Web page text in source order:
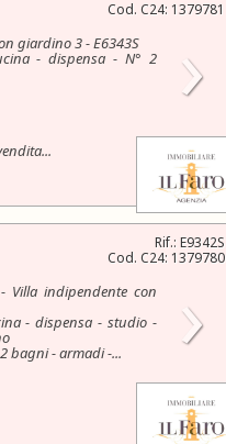
Cod. C24: 1379781
giardino 3 - E6343S
- dispensa - N° 2 ›
Rif.: E9342S
Cod. C24: 1379780
Villa indipendente con
- dispensa - studio -
2 bagni - armadi -... ›